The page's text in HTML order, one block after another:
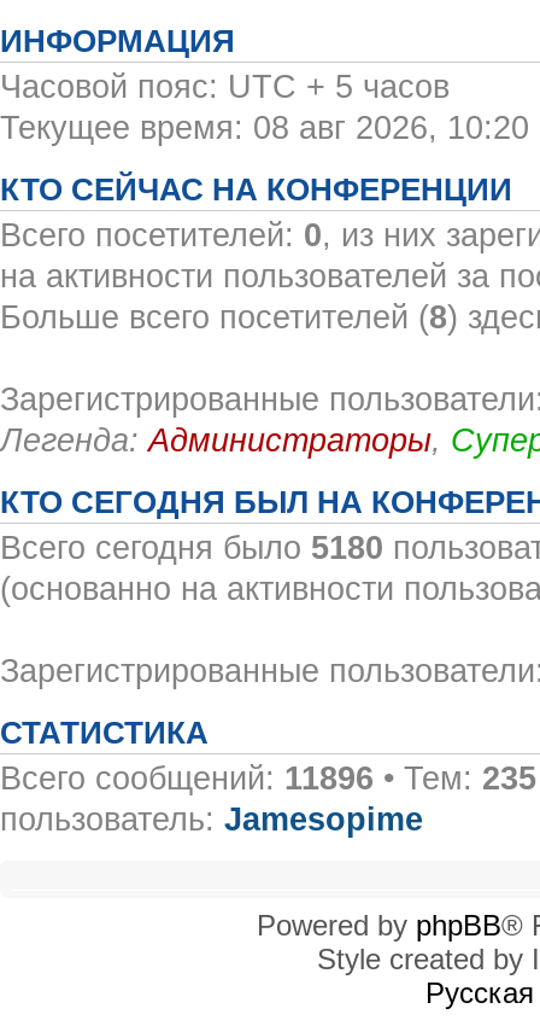
ИНФОРМАЦИЯ
Часовой пояс: UTC + 5 часов
Текущее время: 08 авг 2026, 10:20
КТО СЕЙЧАС НА КОНФЕРЕНЦИИ
Всего посетителей: 0, из них
на активности пользователей за
Больше всего посетителей (8)
Зарегистрированные
Легенда:Администраторы,
КТО СЕГОДНЯ БЫЛ НА
Всего сегодня было 5180
(основанно на активности
Зарегистрированные
СТАТИСТИКА
Всего сообщений: 11896 • Тем: 235
пользователь: Jamesopime
Powered by phpBB®
Style created by